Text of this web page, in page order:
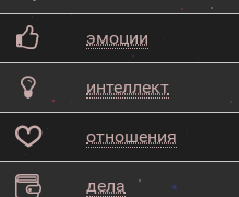
эмоции
интеллект
отношения
дела